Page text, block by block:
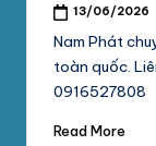
13/06/2026
Nam Phát
toàn quốc.
0916527808
Read More